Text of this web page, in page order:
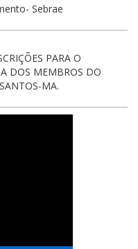
Sebrae
PARA O
DOS MEMBROS DO
MA.